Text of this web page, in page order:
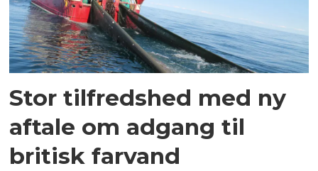
Stor tilfredshed med ny
aftale om adgang til
britisk farvand